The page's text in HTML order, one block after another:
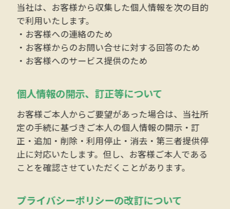
当社は、お客様から収集した個人情報を次の目的
で利用いたします。
・お客様への連絡のため
・お客様からのお問い合せに対する回答のため
・お客様へのサービス提供のため
個人情報の開示、訂正等について
お客様ご本人からご要望があった場合は、当社所
定の手続に基づきご本人の個人情報の開示・訂
正・追加・削除・利用停止・消去・第三者提供停
止に対応いたします。但し、お客様ご本人である
ことを確認させていただくことがあります。
プライバシーポリシーの改訂について